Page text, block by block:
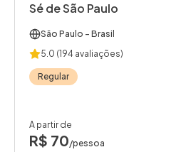
Sé de São Paulo
São Paulo - Brasil
5.0 (194 avaliações)
Regular
A partir de
R$ 70/pessoa